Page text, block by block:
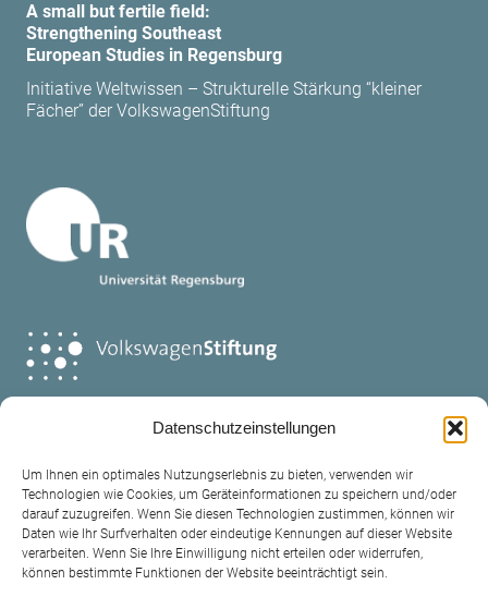
Datenschutzeinstellungen
Um Ihnen ein optimales Nutzungserlebnis zu bieten, verwenden wir
Technologien wie Cookies, um Geräteinformationen zu speichern und/oder
darauf zuzugreifen. Wenn Sie diesen Technologien zustimmen, können wir
Daten wie Ihr Surfverhalten oder eindeutige Kennungen auf dieser Website
verarbeiten. Wenn Sie Ihre Einwilligung nicht erteilen oder widerrufen,
können bestimmte Funktionen der Website beeinträchtigt sein.
A small but fertile field:
Strengthening Southeast
European Studies in Regensburg
Initiative Weltwissen – Strukturelle Stärkung “kleiner
Fächer” der VolkswagenStiftung
Contact